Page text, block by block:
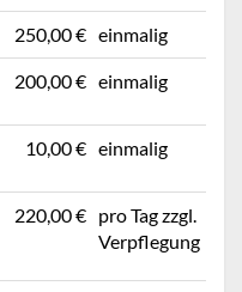
250,00 € einmalig
200,00 € einmalig
10,00 € einmalig
220,00 € pro Tag zzgl.
Verpflegung